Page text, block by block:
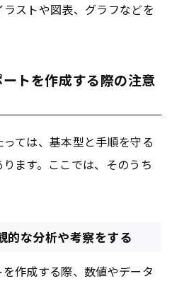
ラストや図表、グラフなどを
トを作成する際の注意
ては、基本型と手順を守る
ます。ここでは、そのうち
的な分析や考察をする
を作成する際、数値やデータ